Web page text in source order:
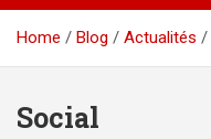
Home Blog Actualités
Social